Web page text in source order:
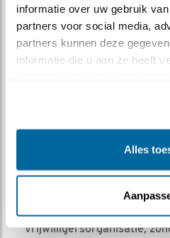
informatie over uw gebruik
partners voor social media,
partners kunnen deze
informatie die u aan ze heeft
Alles
* Ëén euro per minuut,
provider.
-onderzoek coördineert,
Daartoe wordt
binnen- en buitenlandse,
vrijwilligersorganisatie,